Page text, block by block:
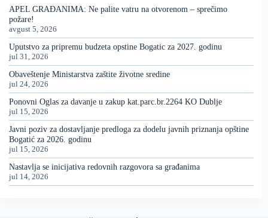
APEL GRAĐANIMA: Ne palite vatru na otvorenom – sprečimo
požare!
avgust 5, 2026
Uputstvo za pripremu budzeta opstine Bogatic za 2027. godinu
jul 31, 2026
Obaveštenje Ministarstva zaštite životne sredine
jul 24, 2026
Ponovni Oglas za davanje u zakup kat.parc.br.2264 KO Dublje
jul 15, 2026
Javni poziv za dostavljanje predloga za dodelu javnih priznanja opštine
Bogatić za 2026. godinu
jul 15, 2026
Nastavlja se inicijativa redovnih razgovora sa građanima
jul 14, 2026